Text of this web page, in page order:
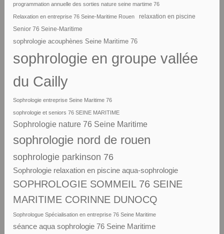
programmation annuelle des sorties nature seine martime 76
Relaxation en entreprise 76 Seine-Maritime Rouen relaxation en piscine
Senior 76 Seine-Maritime
sophrologie acouphènes Seine Maritime 76
sophrologie en groupe vallée
du Cailly
Sophrologie entreprise Seine Maritime 76
sophrologie et seniors 76 SEINE MARITIME
Sophrologie nature 76 Seine Maritime
sophrologie nord de rouen
sophrologie parkinson 76
Sophrologie relaxation en piscine aqua-sophrologie
SOPHROLOGIE SOMMEIL 76 SEINE
MARITIME CORINNE DUNOCQ
Sophrologue Spécialisation en entreprise 76 Seine Maritime
séance aqua sophrologie 76 Seine Maritime